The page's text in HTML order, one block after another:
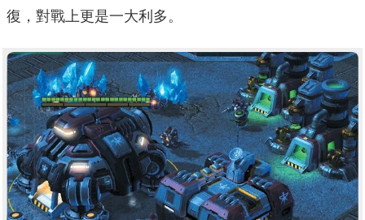
復，對戰上更是一大利多。